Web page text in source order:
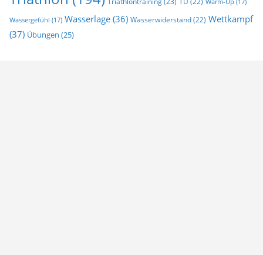
Warm-Up (17)
Wassergefühl (17) Wasserlage (36) Wasserwiderstand(22) Wettkampf
(37) Übungen (25)